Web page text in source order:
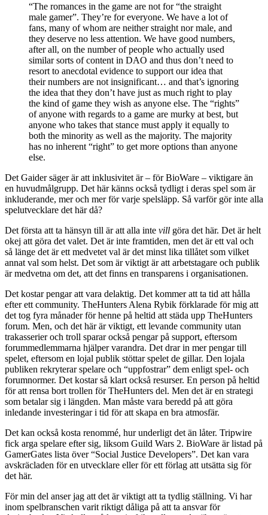
“The romances in the game are not for “the straight
male gamer”. They’re for everyone. We have a lot of
fans, many of whom are neither straight nor male, and
they deserve no less attention. We have good numbers,
after all, on the number of people who actually used
similar sorts of content in DAO and thus don’t need to
resort to anecdotal evidence to support our idea that
their numbers are not insignificant… and that’s ignoring
the idea that they don’t have just as much right to play
the kind of game they wish as anyone else. The “rights”
of anyone with regards to a game are murky at best, but
anyone who takes that stance must apply it equally to
both the minority as well as the majority. The majority
has no inherent “right” to get more options than anyone
else.
Det Gaider säger är att inklusivitet är – för BioWare – viktigare än
en huvudmålgrupp. Det här känns också tydligt i deras spel som är
inkluderande, mer och mer för varje spelsläpp. Så varför gör inte alla
spelutvecklare det här då?
Det första att ta hänsyn till är att alla inte vill göra det här. Det är helt
okej att göra det valet. Det är inte framtiden, men det är ett val och
så länge det är ett medvetet val är det minst lika tillåtet som vilket
annat val som helst. Det som är viktigt är att arbetstagare och publik
är medvetna om det, att det finns en transparens i organisationen.
Det kostar pengar att vara delaktig. Det kommer att ta tid att hålla
efter ett community. TheHunters Alena Rybik förklarade för mig att
det tog fyra månader för henne på heltid att städa upp TheHunters
forum. Men, och det här är viktigt, ett levande community utan
trakasserier och troll sparar också pengar på support, eftersom
forummedlemmarna hjälper varandra. Det drar in mer pengar till
spelet, eftersom en lojal publik stöttar spelet de gillar. Den lojala
publiken rekryterar spelare och “uppfostrar” dem enligt spel- och
forumnormer. Det kostar så klart också resurser. En person på heltid
för att rensa bort trollen för TheHunters del. Men det är en strategi
som betalar sig i längden. Man måste vara beredd på att göra
inledande investeringar i tid för att skapa en bra atmosfär.
Det kan också kosta renommé, hur underligt det än låter. Tripwire
fick arga spelare efter sig, liksom Guild Wars 2. BioWare är listad på
GamerGates lista över “Social Justice Developers”. Det kan vara
avskräcladen för en utvecklare eller för ett förlag att utsätta sig för
det här.
För min del anser jag att det är viktigt att ta tydlig ställning. Vi har
inom spelbranschen varit riktigt dåliga på att ta ansvar för